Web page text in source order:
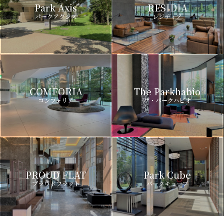
Park Axis
パークアクシス
RESIDIA
レジディア
COMFORIA
コンフォリア
The Parkhabio
ザ・パークハビオ
PROUD FLAT
プラウドフラット
Park Cube
パークキューブ